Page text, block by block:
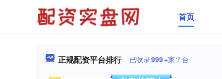
首页
正规配资平台排行 已收录999+家平台